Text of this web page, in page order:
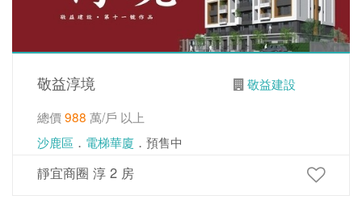
敬益淳境
敬益建設
總價988 萬/戶 以上
沙鹿區 ． 電梯華廈 ．預售中
靜宜商圈 淳 2 房